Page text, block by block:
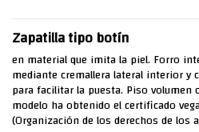
Zapatilla tipo botín
en material que imita la piel. Forro
mediante cremallera lateral interior
para facilitar la puesta. Piso volumen
modelo ha obtenido el certificado
(Organización de los derechos de los